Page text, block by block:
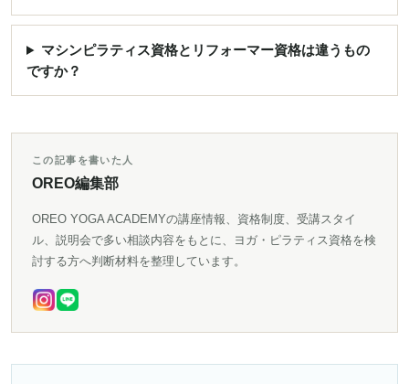
マシンピラティス資格とリフォーマー資格は違うもの
ですか？
この記事を書いた人
OREO編集部
OREO YOGA ACADEMYの講座情報、資格制度、受講スタイ
ル、説明会で多い相談内容をもとに、ヨガ・ピラティス資格を検
討する方へ判断材料を整理しています。